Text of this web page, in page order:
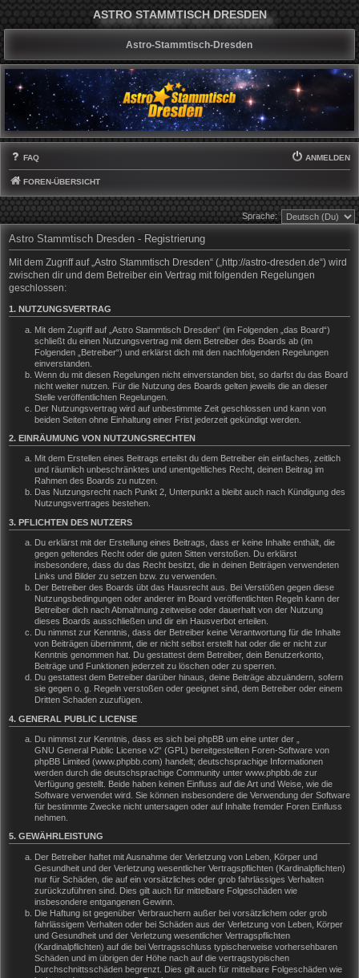
ASTRO STAMMTISCH DRESDEN
Astro-Stammtisch-Dresden
FAQ ANMELDEN
FOREN-ÜBERSICHT
Sprache:
Astro Stammtisch Dresden - Registrierung
Mit dem Zugriff auf „Astro Stammtisch Dresden“ („http://astro-dresden.de“) wird
zwischen dir und dem Betreiber ein Vertrag mit folgenden Regelungen
geschlossen:
1. NUTZUNGSVERTRAG
Mit dem Zugriff auf „Astro Stammtisch Dresden“ (im Folgenden „das Board“)
schließt du einen Nutzungsvertrag mit dem Betreiber des Boards ab (im
Folgenden „Betreiber“) und erklärst dich mit den nachfolgenden Regelungen
einverstanden.
Wenn du mit diesen Regelungen nicht einverstanden bist, so darfst du das Board
nicht weiter nutzen. Für die Nutzung des Boards gelten jeweils die an dieser
Stelle veröffentlichten Regelungen.
Der Nutzungsvertrag wird auf unbestimmte Zeit geschlossen und kann von
beiden Seiten ohne Einhaltung einer Frist jederzeit gekündigt werden.
2. EINRÄUMUNG VON NUTZUNGSRECHTEN
Mit dem Erstellen eines Beitrags erteilst du dem Betreiber ein einfaches, zeitlich
und räumlich unbeschränktes und unentgeltliches Recht, deinen Beitrag im
Rahmen des Boards zu nutzen.
Das Nutzungsrecht nach Punkt 2, Unterpunkt a bleibt auch nach Kündigung des
Nutzungsvertrages bestehen.
3. PFLICHTEN DES NUTZERS
Du erklärst mit der Erstellung eines Beitrags, dass er keine Inhalte enthält, die
gegen geltendes Recht oder die guten Sitten verstoßen. Du erklärst
insbesondere, dass du das Recht besitzt, die in deinen Beiträgen verwendeten
Links und Bilder zu setzen bzw. zu verwenden.
Der Betreiber des Boards übt das Hausrecht aus. Bei Verstößen gegen diese
Nutzungsbedingungen oder anderer im Board veröffentlichten Regeln kann der
Betreiber dich nach Abmahnung zeitweise oder dauerhaft von der Nutzung
dieses Boards ausschließen und dir ein Hausverbot erteilen.
Du nimmst zur Kenntnis, dass der Betreiber keine Verantwortung für die Inhalte
von Beiträgen übernimmt, die er nicht selbst erstellt hat oder die er nicht zur
Kenntnis genommen hat. Du gestattest dem Betreiber, dein Benutzerkonto,
Beiträge und Funktionen jederzeit zu löschen oder zu sperren.
Du gestattest dem Betreiber darüber hinaus, deine Beiträge abzuändern, sofern
sie gegen o. g. Regeln verstoßen oder geeignet sind, dem Betreiber oder einem
Dritten Schaden zuzufügen.
4. GENERAL PUBLIC LICENSE
Du nimmst zur Kenntnis, dass es sich bei phpBB um eine unter der „
GNU General Public License v2“ (GPL) bereitgestellten Foren-Software von
phpBB Limited (www.phpbb.com) handelt; deutschsprachige Informationen
werden durch die deutschsprachige Community unter www.phpbb.de zur
Verfügung gestellt. Beide haben keinen Einfluss auf die Art und Weise, wie die
Software verwendet wird. Sie können insbesondere die Verwendung der Software
für bestimmte Zwecke nicht untersagen oder auf Inhalte fremder Foren Einfluss
nehmen.
5. GEWÄHRLEISTUNG
Der Betreiber haftet mit Ausnahme der Verletzung von Leben, Körper und
Gesundheit und der Verletzung wesentlicher Vertragspflichten (Kardinalpflichten)
nur für Schäden, die auf ein vorsätzliches oder grob fahrlässiges Verhalten
zurückzuführen sind. Dies gilt auch für mittelbare Folgeschäden wie
insbesondere entgangenen Gewinn.
Die Haftung ist gegenüber Verbrauchern außer bei vorsätzlichem oder grob
fahrlässigem Verhalten oder bei Schäden aus der Verletzung von Leben, Körper
und Gesundheit und der Verletzung wesentlicher Vertragspflichten
(Kardinalpflichten) auf die bei Vertragsschluss typischerweise vorhersehbaren
Schäden und im übrigen der Höhe nach auf die vertragstypischen
Durchschnittsschäden begrenzt. Dies gilt auch für mittelbare Folgeschäden wie